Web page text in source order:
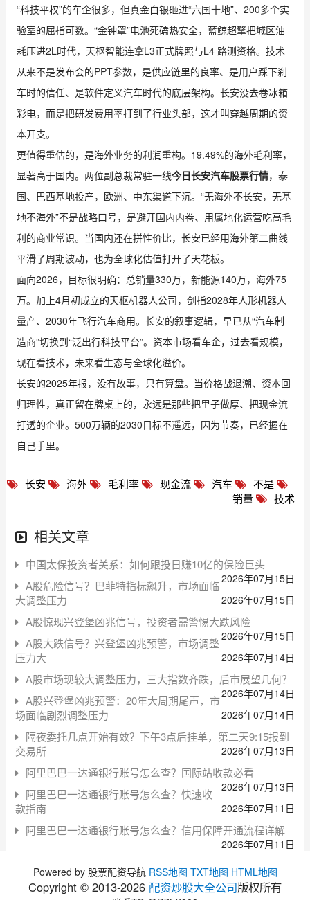
“科技平权”的车企很多，但真金白银砸进“六国十地”、200多个实
验室的屈指可数。“金钟罩”电池死磕热安全，蓝鲸超擎把城区油
耗压进2L时代，天枢智能连拿L3正式牌照与L4 路测资格。技术
从来不是发布会的PPT参数，是供应链里的良率、是用户踩下刹
车时的信任、是软件定义汽车时代的底层架构。长安没去卷冰箱
彩电，而是把研发费用率打到了行业头部，这才叫穿越周期的资
本开支。
更值得重估的，是海外业务的利润重构。19.49%的海外毛利率，
显著高于国内。两位副总裁常驻一线今日长安汽车股票行情，泰
国、巴西基地投产，欧洲、中东渠道下沉。“无海外不长安，无基
地不海外”不是战略口号，是避开国内内卷、用属地化运营吃高毛
利的商业常识。当国内还在拼性价比，长安已经用海外第二曲线
平滑了周期波动，也为全球化估值打开了天花板。
面向2026，目标很明确：总销量330万，新能源140万，海外75
万。加上4月初成立的天枢机器人公司，剑指2028年人形机器人
量产、2030年飞行汽车商用。长安的叙事逻辑，早已从“汽车制
造商”切换到“泛出行科技平台”。资本市场看车企，过去看规模，
现在看技术，未来看生态与全球化溢价。
长安的2025年报，没有故事，只有算盘。当价格战退潮、资本回
归理性，真正留在牌桌上的，永远是那些把里子做厚、把现金流
打透的企业。500万辆的2030目标不遥远，因为节奏，已经握在
自己手里。
长安 海外 毛利率 现金流 汽车
不是
销量
技术
相关文章
中国太保投资者关系：如何跟投日赚10亿的保险巨头
2026年07月15日
A股危险信号？巴菲特指标飙升，市场面临
大调整压力
2026年07月15日
A股惊现兴登堡凶兆信号，投资者需警惕大跌风险
2026年07月15日
A股大跌信号？兴登堡凶兆预警，市场调整
压力大
2026年07月14日
A股市场现较大调整压力，三大指数齐跌，后市展望几何？
2026年07月14日
A股兴登堡凶兆预警：20年大周期尾声，市
场面临剧烈调整压力
2026年07月14日
隔夜委托几点开始有效？下午3点后挂单，第二天9:15报到
交易所
2026年07月13日
阿里巴巴一达通银行账号怎么查？国际站收款必看
2026年07月13日
阿里巴巴一达通银行账号怎么查？快速收
款指南
2026年07月11日
阿里巴巴一达通银行账号怎么查？信用保障开通流程详解
2026年07月11日
Powered by 股票配资导航 RSS地图 TXT地图 HTML地图
Copyright © 2013-2026 配资炒股大全公司版权所有